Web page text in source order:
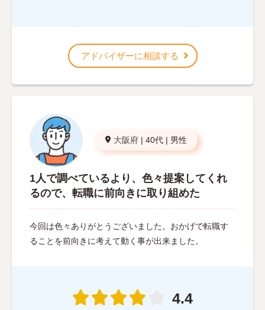
アドバイザーに相談する
大阪府 | 40代 | 男性
1人で調べているより、色々提案してくれ
るので、転職に前向きに取り組めた
今回は色々ありがとうございました。おかげで転職す
ることを前向きに考えて動く事が出来ました。
4.4